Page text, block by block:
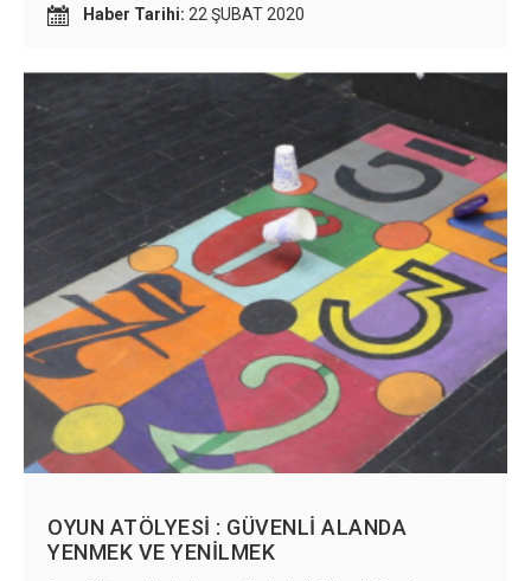
Haber Tarihi: 22 ŞUBAT 2020
OYUN ATÖLYESİ : GÜVENLİ ALANDA
YENMEK VE YENİLMEK